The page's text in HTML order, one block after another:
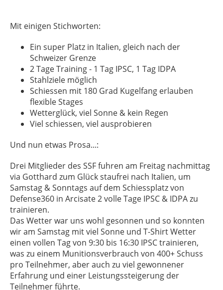
Mit einigen Stichworten:
Ein super Platz in Italien, gleich nach der
Schweizer Grenze
2 Tage Training - 1 Tag IPSC, 1 Tag IDPA
Stahlziele möglich
Schiessen mit 180 Grad Kugelfang erlauben
flexible Stages
Wetterglück, viel Sonne & kein Regen
Viel schiessen, viel ausprobieren
Und nun etwas Prosa...:
Drei Mitglieder des SSF fuhren am Freitag nachmittag
via Gotthard zum Glück staufrei nach Italien, um
Samstag & Sonntags auf dem Schiessplatz von
Defense360 in Arcisate 2 volle Tage IPSC & IDPA zu
trainieren.
Das Wetter war uns wohl gesonnen und so konnten
wir am Samstag mit viel Sonne und T-Shirt Wetter
einen vollen Tag von 9:30 bis 16:30 IPSC trainieren,
was zu einem Munitionsverbrauch von 400+ Schuss
pro Teilnehmer, aber auch zu viel gewonnener
Erfahrung und einer Leistungssteigerung der
Teilnehmer führte.